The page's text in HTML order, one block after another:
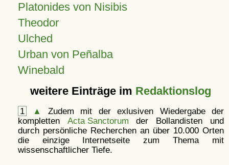
Platonides von Nisibis
Theodor
Ulched
Urban von Peñalba
Winebald
weitere Einträge im Redaktionslog
1 ▲
Zudem mit der exlusiven Wiedergabe der
kompletten Acta Sanctorum der Bollandisten und
durch persönliche Recherchen an über 10.000 Orten
die einzige Internetseite zum Thema mit
wissenschaftlicher Tiefe.